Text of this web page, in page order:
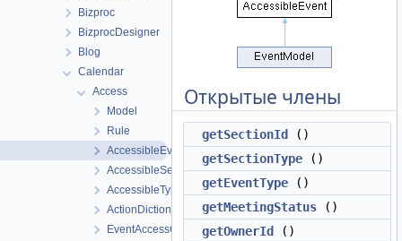
Bizproc
BizprocDesigner
Blog
Calendar
Access
Model
Rule
AccessibleEvent
AccessibleSection
AccessibleType
ActionDictionary
EventAccessController
Открытые члены
getSectionId
()
getSectionType ()
getEventType ()
getMeetingStatus ()
getOwnerId
()